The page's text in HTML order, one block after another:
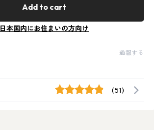
Add to cart
日本国内にお住まいの方向け
通報する
(51)